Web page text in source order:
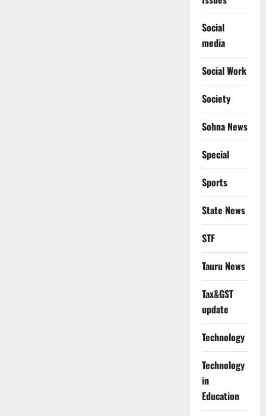
Social
media
Social Work
Society
Sohna News
Special
Sports
State News
STF
Tauru News
Tax&GST
update
Technology
Technology
in
Education